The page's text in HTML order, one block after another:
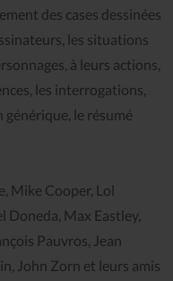
des cases dessinées
les situations
à leurs actions,
les interrogations,
générique, le résumé
Mike Cooper, Lol
Doneda, Max Eastley,
Pauvros, Jean
John Zorn et leurs amis